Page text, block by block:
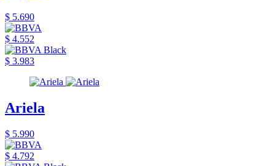
$ 5.690
$ 4.552
$ 3.983
Ariela
$ 5.990
$ 4.792